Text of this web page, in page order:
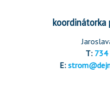
koordinátorka
T: 734
E: